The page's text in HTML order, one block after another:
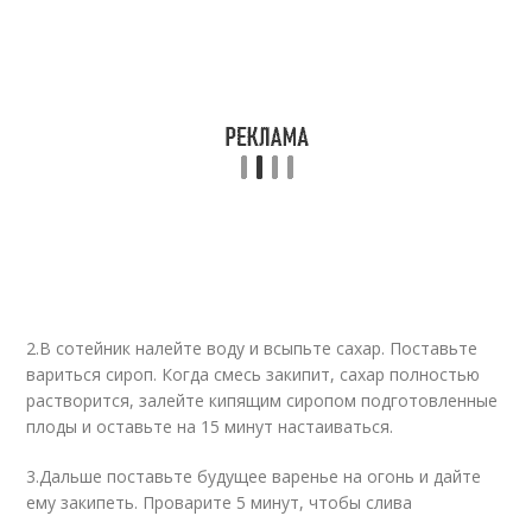
2.В сотейник налейте воду и всыпьте сахар. Поставьте
вариться сироп. Когда смесь закипит, сахар полностью
растворится, залейте кипящим сиропом подготовленные
плоды и оставьте на 15 минут настаиваться.
3.Дальше поставьте будущее варенье на огонь и дайте
ему закипеть. Проварите 5 минут, чтобы слива